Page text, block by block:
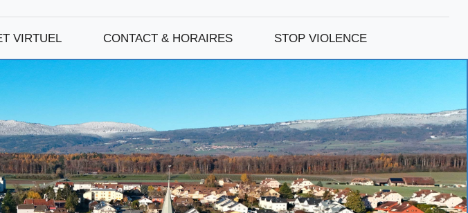
VIRTUEL CONTACT & HORAIRES STOP VIOLENCE